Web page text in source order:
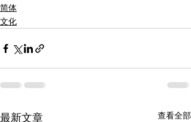
简体
文化
最新文章 查看全部